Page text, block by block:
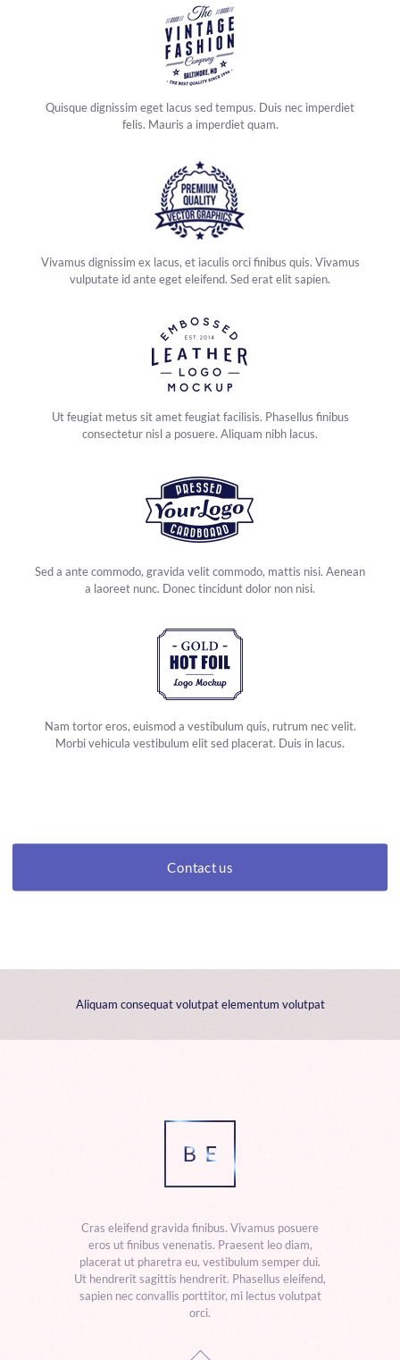
Quisque dignissim eget lacus sed tempus. Duis nec imperdiet
felis. Mauris a imperdiet quam.
Vivamus dignissim ex lacus, et iaculis orci finibus quis. Vivamus
vulputate id ante eget eleifend. Sed erat elit sapien.
Ut feugiat metus sit amet feugiat facilisis. Phasellus finibus
consectetur nisl a posuere. Aliquam nibh lacus.
Sed a ante commodo, gravida velit commodo, mattis nisi. Aenean
a laoreet nunc. Donec tincidunt dolor non nisi.
Nam tortor eros, euismod a vestibulum quis, rutrum nec velit.
Morbi vehicula vestibulum elit sed placerat. Duis in lacus.
Contact us
Aliquam consequat volutpat elementum volutpat
Cras eleifend gravida finibus. Vivamus posuere
eros ut finibus venenatis. Praesent leo diam,
placerat ut pharetra eu, vestibulum semper dui.
Ut hendrerit sagittis hendrerit. Phasellus eleifend,
sapien nec convallis porttitor, mi lectus volutpat
orci.